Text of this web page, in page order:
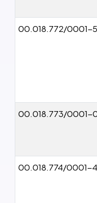
00.018.772/0001-
00.018.773/0001-
00.018.774/0001-